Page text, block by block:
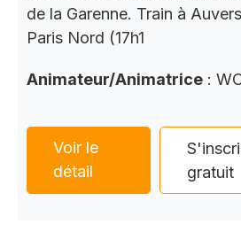
de la Garenne. Train à
Paris Nord (17h1
Animateur/Animatrice :
Voir le
détail
gratuit